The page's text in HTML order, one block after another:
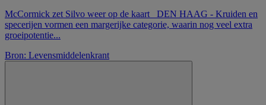
McCormick zet Silvo weer op de kaart DEN HAAG - Kruiden en
specerijen vormen een margerijke categorie, waarin nog veel extra
groeipotentie...
Bron: Levensmiddelenkrant